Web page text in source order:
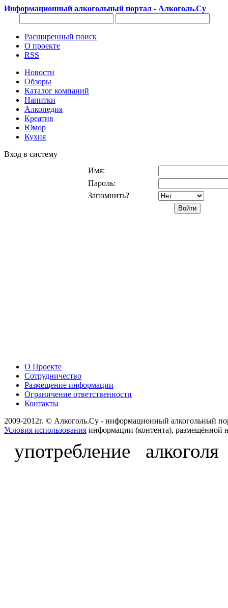
Информационный алкогольный портал - Алкоголь.Су
Расширенный поиск
О проекте
RSS
Новости
Обзоры
Каталог компаний
Напитки
Алкопедия
Креатив
Юмор
Кухня
Вход в систему
Имя:
Пароль:
Запомнить?
О Проекте
Сотрудничество
Размещение информации
Ограничение ответственности
Контакты
2009-2012г. © Алкоголь.Су - информационный алкогольный
Условия использования информации (контента), размещённой
употребление